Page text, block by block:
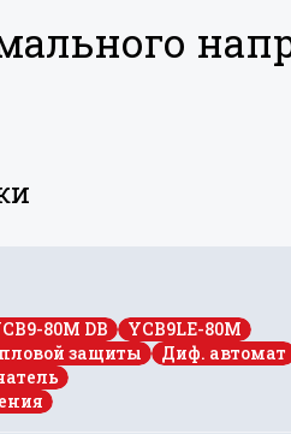
80M DB
YCB9LE-80M
защиты
Диф. автомат